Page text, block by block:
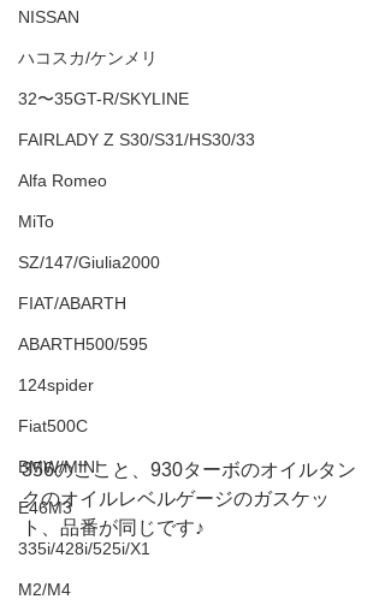
NISSAN
ハコスカ/ケンメリ
32〜35GT-R/SKYLINE
FAIRLADY Z S30/S31/HS30/33
Alfa Romeo
MiTo
SZ/147/Giulia2000
FIAT/ABARTH
ABARTH500/595
124spider
Fiat500C
BMW/MINI
E46M3
335i/428i/525i/X1
M2/M4
356のここと、930ターボのオイルタン
クのオイルレベルゲージのガスケッ
ト、品番が同じです♪